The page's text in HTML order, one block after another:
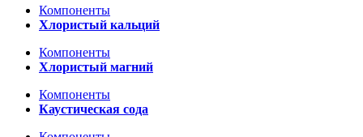
Компоненты
Хлористый кальций
Компоненты
Хлористый магний
Компоненты
Каустическая сода